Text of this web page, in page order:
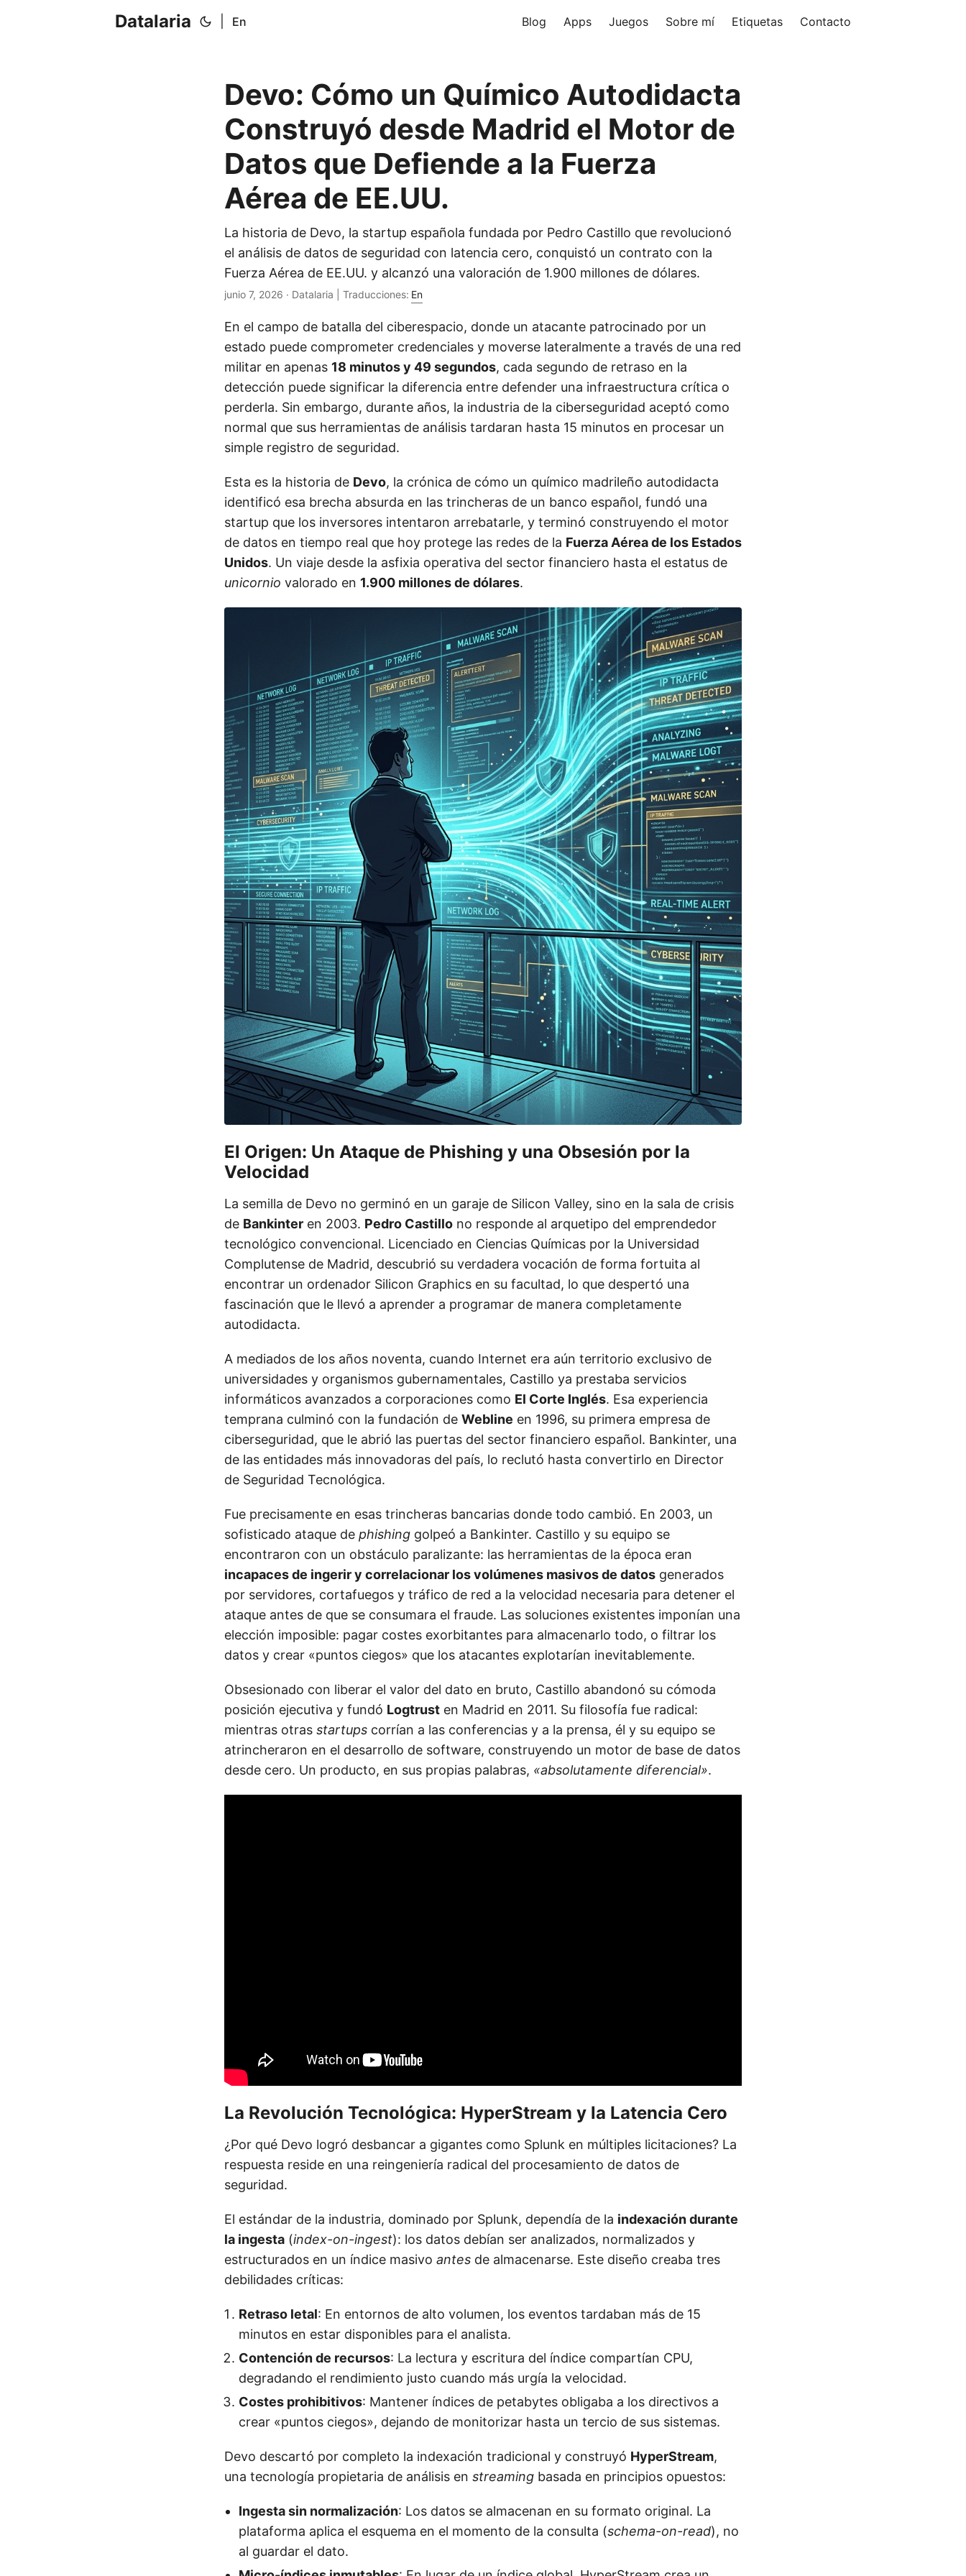
Datalaria En Blog Apps Juegos Sobre mí Etiquetas Contacto
Devo: Cómo un Químico Autodidacta
Construyó desde Madrid el Motor de
Datos que Defiende a la Fuerza
Aérea de EE.UU.
La historia de Devo, la startup española fundada por Pedro Castillo que revolucionó
el análisis de datos de seguridad con latencia cero, conquistó un contrato con la
Fuerza Aérea de EE.UU. y alcanzó una valoración de 1.900 millones de dólares.
junio 7, 2026 · Datalaria | Traducciones: En
En el campo de batalla del ciberespacio, donde un atacante patrocinado por un
estado puede comprometer credenciales y moverse lateralmente a través de una red
militar en apenas 18 minutos y 49 segundos, cada segundo de retraso en la
detección puede significar la diferencia entre defender una infraestructura crítica o
perderla. Sin embargo, durante años, la industria de la ciberseguridad aceptó como
normal que sus herramientas de análisis tardaran hasta 15 minutos en procesar un
simple registro de seguridad.
Esta es la historia de Devo, la crónica de cómo un químico madrileño autodidacta
identificó esa brecha absurda en las trincheras de un banco español, fundó una
startup que los inversores intentaron arrebatarle, y terminó construyendo el motor
de datos en tiempo real que hoy protege las redes de la Fuerza Aérea de los Estados
Unidos. Un viaje desde la asfixia operativa del sector financiero hasta el estatus de
unicornio valorado en 1.900 millones de dólares.
El Origen: Un Ataque de Phishing y una Obsesión por la
Velocidad
La semilla de Devo no germinó en un garaje de Silicon Valley, sino en la sala de crisis
de Bankinter en 2003. Pedro Castillo no responde al arquetipo del emprendedor
tecnológico convencional. Licenciado en Ciencias Químicas por la Universidad
Complutense de Madrid, descubrió su verdadera vocación de forma fortuita al
encontrar un ordenador Silicon Graphics en su facultad, lo que despertó una
fascinación que le llevó a aprender a programar de manera completamente
autodidacta.
A mediados de los años noventa, cuando Internet era aún territorio exclusivo de
universidades y organismos gubernamentales, Castillo ya prestaba servicios
informáticos avanzados a corporaciones como El Corte Inglés. Esa experiencia
temprana culminó con la fundación de Webline en 1996, su primera empresa de
ciberseguridad, que le abrió las puertas del sector financiero español. Bankinter, una
de las entidades más innovadoras del país, lo reclutó hasta convertirlo en Director
de Seguridad Tecnológica.
Fue precisamente en esas trincheras bancarias donde todo cambió. En 2003, un
sofisticado ataque de phishing golpeó a Bankinter. Castillo y su equipo se
encontraron con un obstáculo paralizante: las herramientas de la época eran
incapaces de ingerir y correlacionar los volúmenes masivos de datos generados
por servidores, cortafuegos y tráfico de red a la velocidad necesaria para detener el
ataque antes de que se consumara el fraude. Las soluciones existentes imponían una
elección imposible: pagar costes exorbitantes para almacenarlo todo, o filtrar los
datos y crear «puntos ciegos» que los atacantes explotarían inevitablemente.
Obsesionado con liberar el valor del dato en bruto, Castillo abandonó su cómoda
posición ejecutiva y fundó Logtrust en Madrid en 2011. Su filosofía fue radical:
mientras otras startups corrían a las conferencias y a la prensa, él y su equipo se
atrincheraron en el desarrollo de software, construyendo un motor de base de datos
desde cero. Un producto, en sus propias palabras, «absolutamente diferencial».
La Revolución Tecnológica: HyperStream y la Latencia Cero
¿Por qué Devo logró desbancar a gigantes como Splunk en múltiples licitaciones? La
respuesta reside en una reingeniería radical del procesamiento de datos de
seguridad.
El estándar de la industria, dominado por Splunk, dependía de la indexación durante
la ingesta (index-on-ingest): los datos debían ser analizados, normalizados y
estructurados en un índice masivo antes de almacenarse. Este diseño creaba tres
debilidades críticas:
Retraso letal: En entornos de alto volumen, los eventos tardaban más de 15
minutos en estar disponibles para el analista.
Contención de recursos: La lectura y escritura del índice compartían CPU,
degradando el rendimiento justo cuando más urgía la velocidad.
Costes prohibitivos: Mantener índices de petabytes obligaba a los directivos a
crear «puntos ciegos», dejando de monitorizar hasta un tercio de sus sistemas.
Devo descartó por completo la indexación tradicional y construyó HyperStream,
una tecnología propietaria de análisis en streaming basada en principios opuestos:
Ingesta sin normalización: Los datos se almacenan en su formato original. La
plataforma aplica el esquema en el momento de la consulta (schema-on-read), no
al guardar el dato.